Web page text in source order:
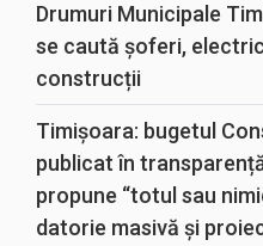
Drumuri Municipale
se caută șoferi,
construcții
Timișoara: bugetul
publicat în
propune “totul sau
datorie masivă și